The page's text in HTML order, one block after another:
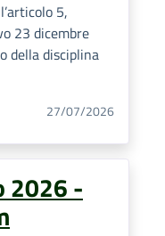
5,
23 dicembre
della disciplina
27/07/2026
2026 -